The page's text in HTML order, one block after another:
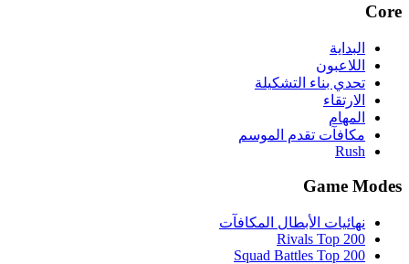
Core
البداية
اللاعبون
تحدي بناء التشكيلة
الارتقاء
المهام
مكافآت تقدم الموسم
Rush
Game Modes
نهائيات الأبطال المكافآت
Rivals Top 200
Squad Battles Top 200